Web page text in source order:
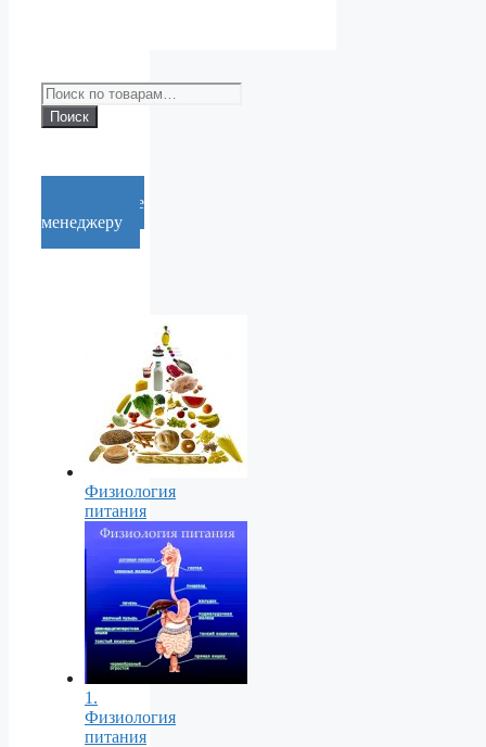
Искать:
Поиск
Cообщение
менеджеру
Физиология
питания
1.
Физиология
питания